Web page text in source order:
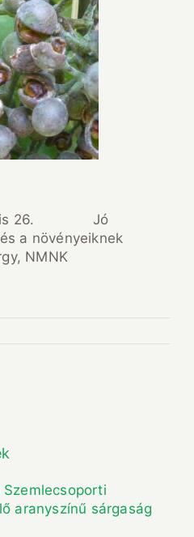
26. Jó
a növényeiknek
NMNK
aranyszínű sárgaság